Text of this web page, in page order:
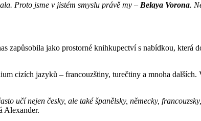
Proto jsme v jistém smyslu právě my – Belaya Vorona.
zapůsobila jako prostorné knihkupectví s nabídkou, která
cizích jazyků – francouzštiny, turečtiny a mnoha dalších.
učí nejen česky, ale také španělsky, německy,
Alexander.